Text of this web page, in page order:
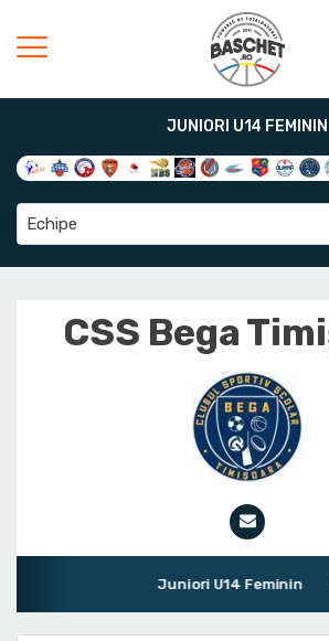
JUNIORI U14 FEMININ
Echipe
CSS Bega
Juniori U14 Feminin